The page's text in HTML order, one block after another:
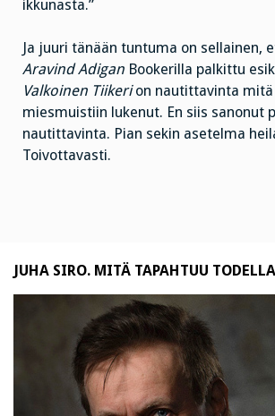
ikkunasta.”
Ja juuri tänään tuntuma on sellainen,
Aravind Adigan Bookerilla palkittu
Valkoinen Tiikerion nautittavinta mitä
miesmuistiin lukenut. En siis sanonut
nautittavinta. Pian sekin asetelma
Toivottavasti.
JUHA SIRO. MITÄ TAPAHTUU